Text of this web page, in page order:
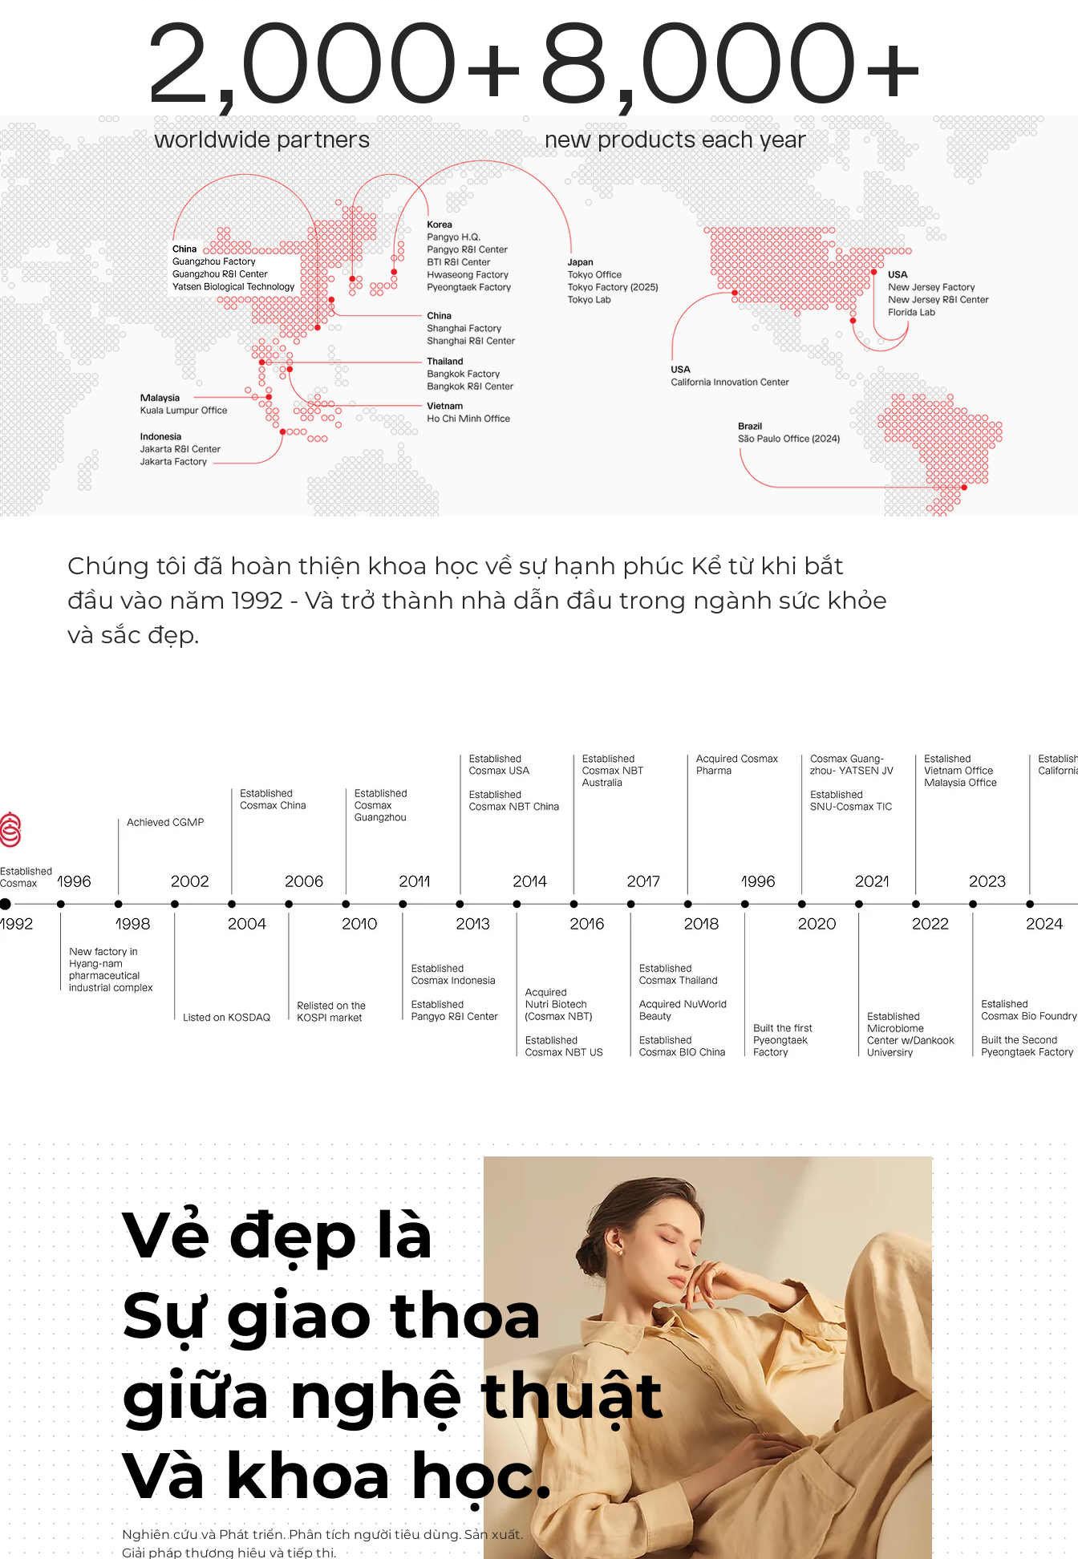
2,000+
worldwide partners
8,000+
new products each year
Chúng tôi đã hoàn thiện khoa học về sự hạnh phúc Kể từ khi bắt
đầu vào năm 1992 - Và trở thành nhà dẫn đầu trong ngành sức khỏe
và sắc đẹp.
Vẻ đẹp là
Sự giao thoa
giữa nghệ thuật
Và khoa học.
Nghiên cứu và Phát triển. Phân tích người tiêu dùng. Sản xuất.
Giải pháp thương hiệu và tiếp thị.